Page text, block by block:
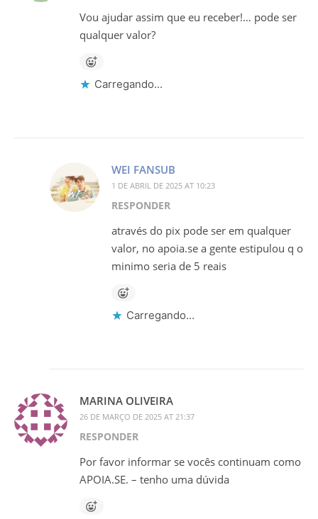
Vou ajudar assim que eu receber!… pode ser
qualquer valor?
Carregando...
WEI FANSUB
1 DE ABRIL DE 2025 AT 10:23
RESPONDER
através do pix pode ser em qualquer
valor, no apoia.se a gente estipulou q o
minimo seria de 5 reais
Carregando...
MARINA OLIVEIRA
26 DE MARÇO DE 2025 AT 21:37
RESPONDER
Por favor informar se vocês continuam como
APOIA.SE. – tenho uma dúvida